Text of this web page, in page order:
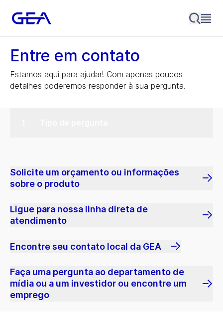
Entre em contato
Estamos aqui para ajudar! Com apenas poucos
detalhes poderemos responder à sua pergunta.
Solicite um orçamento ou informações
sobre o produto
Ligue para nossa linha direta de
atendimento
Encontre seu contato local da GEA
Faça uma pergunta ao departamento de
mídia ou a um investidor ou encontre um
emprego